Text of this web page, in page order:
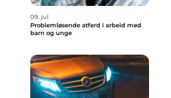
09. jul
Problemløsende atferd i arbeid med
barn og unge